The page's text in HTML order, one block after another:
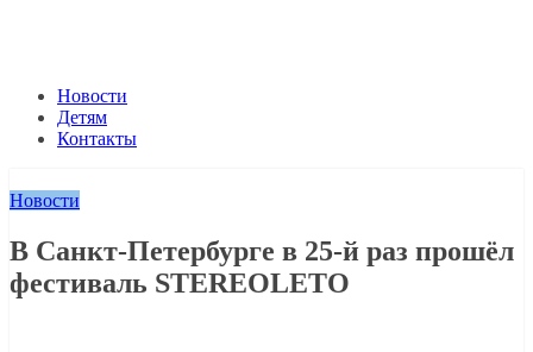
Новости
Детям
Контакты
Новости
В Санкт-Петербурге в 25-й раз прошёл
фестиваль STEREOLETO